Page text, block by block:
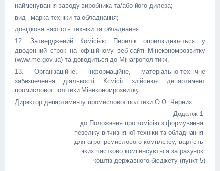
найменування заводу-виробника та/або його дилера;
вид і марка техніки та обладнання;
довідкова вартість техніки та обладнання.
12. Затверджений Комісією Перелік оприлюднюється у
дводенний строк на офіційному веб-сайті Мінекономрозвитку
(www.mе.gov.ua) та доводиться до Мінагрополітики.
13. Організаційне, інформаційне, матеріально-технічне
забезпечення діяльності Комісії здійснює департамент
промислової політики Мінекономрозвитку.
Директор департаменту промислової політики О.О. Черних
Додаток 1
до Положення про комісію з формування
переліку вітчизняної техніки та обладнання
для агропромислового комплексу, вартість
яких частково компенсується за рахунок
коштів державного бюджету (пункт 5)